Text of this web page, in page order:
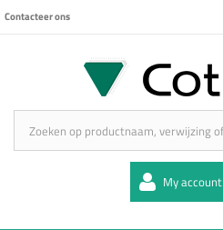
Contacteer ons
My account